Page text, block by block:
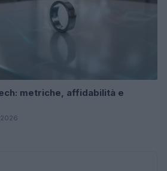
metriche, affidabilità e